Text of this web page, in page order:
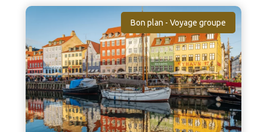
Bon plan - Voyage groupe